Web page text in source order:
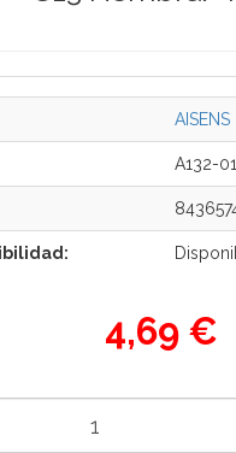
AISENS
A132-
4,69 €